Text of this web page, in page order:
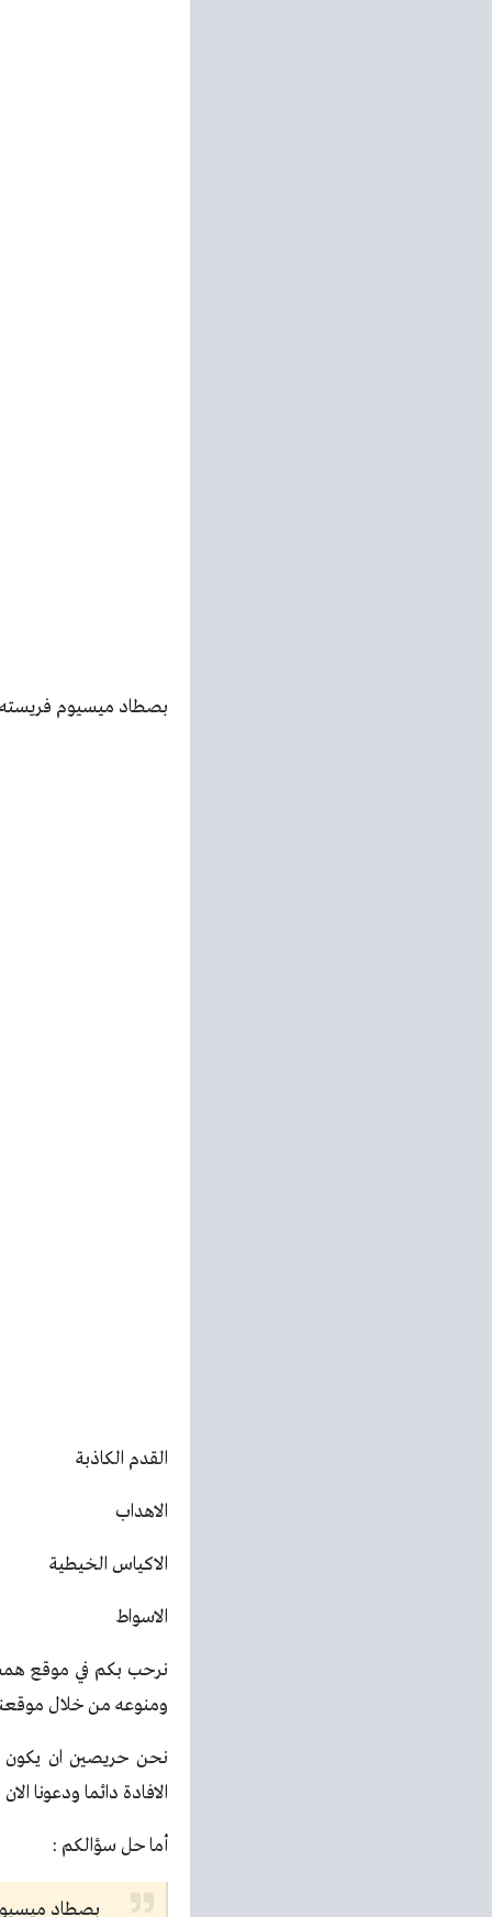
بصطاد ميسيوم
القدم الكاذبة
الاهداب
الاكياس الخيطية
الاسواط
نرحب بكم في موقع
ومنوعه من خلال
الافادة دائما ودعونا
أما حل سؤالكم :
بصطاد